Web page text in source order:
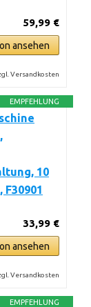
59,99 €
ansehen
Versandkosten
EMPFEHLUNG
10
F30901
33,99 €
ansehen
Versandkosten
EMPFEHLUNG